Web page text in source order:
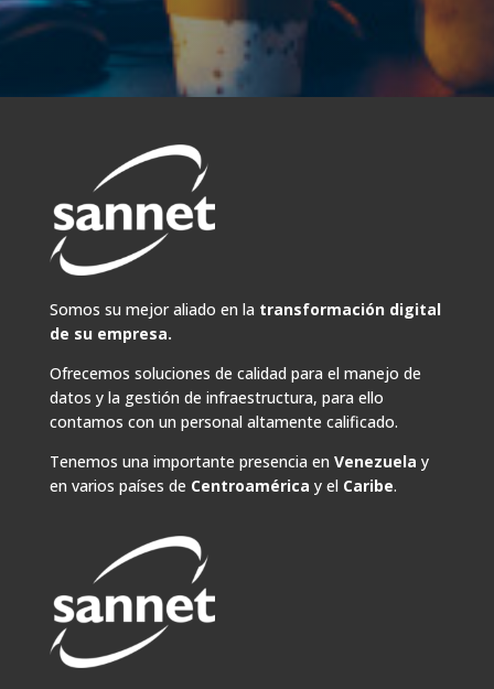
Somos su mejor aliado en la transformación digital
de su empresa.
Ofrecemos soluciones de calidad para el manejo de
datos y la gestión de infraestructura, para ello
contamos con un personal altamente calificado.
Tenemos una importante presencia en Venezuela y
en varios países de Centroamérica y el Caribe.